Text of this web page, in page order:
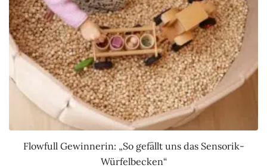
Flowfull Gewinnerin: „So gefällt uns das Sensorik-
Würfelbecken“